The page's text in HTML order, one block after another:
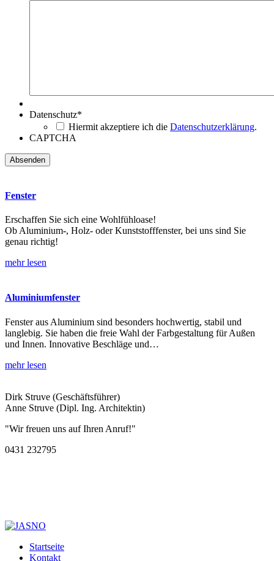
Datenschutz*
Hiermit akzeptiere ich die Datenschutzerklärung.
CAPTCHA
Fenster
Erschaffen Sie sich eine Wohlfühloase!
Ob Aluminium-, Holz- oder Kunststofffenster, bei uns sind Sie
genau richtig!
mehr lesen
Aluminiumfenster
Fenster aus Aluminium sind besonders hochwertig, stabil und
langlebig. Sie haben die freie Wahl der Farbgestaltung für Außen
und Innen. Innovative Beschläge und…
mehr lesen
Dirk Struve (Geschäftsführer)
Anne Struve (Dipl. Ing. Architektin)
"Wir freuen uns auf Ihren Anruf!"
0431 232795
Startseite
Kontakt